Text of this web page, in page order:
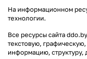
На информационном
технологии.
Все ресурсы сайта
текстовую,
информацию,